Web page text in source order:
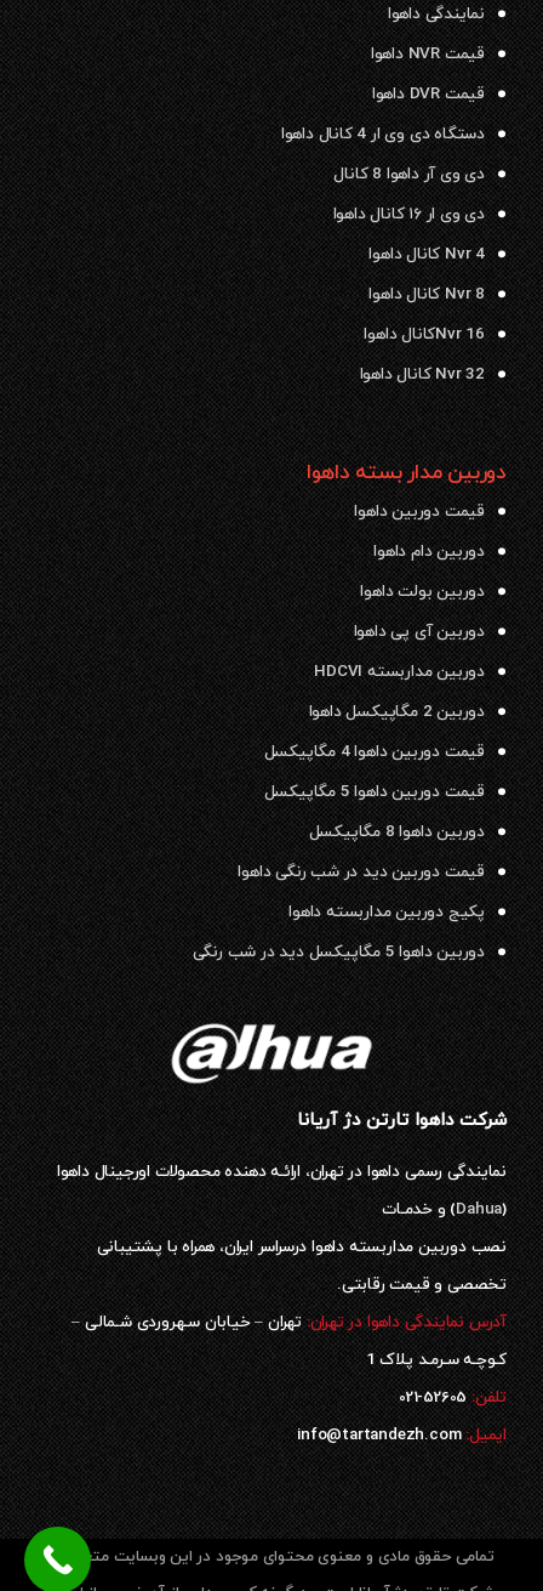
نمایندگی داهوا
قیمت NVR داهوا
قیمت DVR داهوا
دستگاه دی وی ار 4 کانال داهوا
دی وی آر داهوا 8 کانال
دی وی ار ۱۶ کانال داهوا
Nvr 4 کانال داهوا
Nvr 8 کانال داهوا
Nvr 16کانال داهوا
Nvr 32 کانال داهوا
دوربین مدار بسته داهوا
قیمت دوربین داهوا
دوربین دام داهوا
دوربین بولت داهوا
دوربین آی پی داهوا
دوربین مداربسته HDCVI
دوربین 2 مگاپیکسل داهوا
قیمت دوربین داهوا 4 مگاپیکسل
قیمت دوربین داهوا 5 مگاپیکسل
دوربین داهوا 8 مگاپیکسل
قیمت دوربین دید در شب رنگی داهوا
پکیج دوربین مداربسته داهوا
دوربین داهوا 5 مگاپیکسل دید در شب رنگی
شرکت داهوا تارتن دژ آریانا
نمایندگی رسمی داهوا در تهران، ارائـه دهنده محصولات اورجینال داهوا
(
Dahua) و خدمـات
نصب دوربین مداربسته داهوا درسراسر ایران، همراه با پشتیبانی
تخصصی و قیمت رقابتی.
آدرس نمایندگی داهوا در تهران:تهران – خیابان سـهروردی شـمالی –
کـوچـه سـرمـد پلاک 1
تلفن:52605-021
ایمیل:info@tartandezh.com
تمامی حقوق مادی و معنوی محتوای موجود در این وبسایت متعلق به